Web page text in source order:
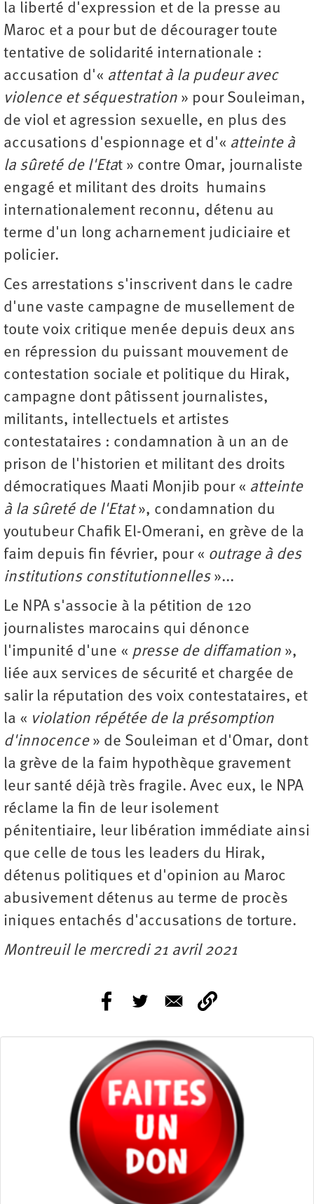
la liberté d'expression et de la presse au
Maroc et a pour but de décourager toute
tentative de solidarité internationale :
accusation d'« attentat à la pudeur avec
violence et séquestration » pour Souleiman,
de viol et agression sexuelle, en plus des
accusations d'espionnage et d'« atteinte à
la sûreté de l'Etat » contre Omar, journaliste
engagé et militant des droits humains
internationalement reconnu, détenu au
terme d'un long acharnement judiciaire et
policier.
Ces arrestations s'inscrivent dans le cadre
d'une vaste campagne de musellement de
toute voix critique menée depuis deux ans
en répression du puissant mouvement de
contestation sociale et politique du Hirak,
campagne dont pâtissent journalistes,
militants, intellectuels et artistes
contestataires : condamnation à un an de
prison de l'historien et militant des droits
démocratiques Maati Monjib pour « atteinte
à la sûreté de l'Etat», condamnation du
youtubeur Chafik El-Omerani, en grève de la
faim depuis fin février, pour « outrage à des
institutions constitutionnelles»...
Le NPA s'associe à la pétition de 120
journalistes marocains qui dénonce
l'impunité d'une « presse de diffamation »,
liée aux services de sécurité et chargée de
salir la réputation des voix contestataires, et
la « violation répétée de la présomption
d'innocence» de Souleiman et d'Omar, dont
la grève de la faim hypothèque gravement
leur santé déjà très fragile. Avec eux, le NPA
réclame la fin de leur isolement
pénitentiaire, leur libération immédiate ainsi
que celle de tous les leaders du Hirak,
détenus politiques et d'opinion au Maroc
abusivement détenus au terme de procès
iniques entachés d'accusations de torture.
Montreuil le mercredi 21 avril 2021